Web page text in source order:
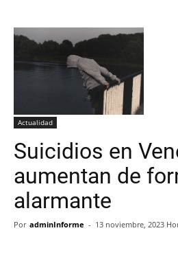
Actualidad
Suicidios en
aumentan de
alarmante
Por adminInforme - 13 noviembre, 2023